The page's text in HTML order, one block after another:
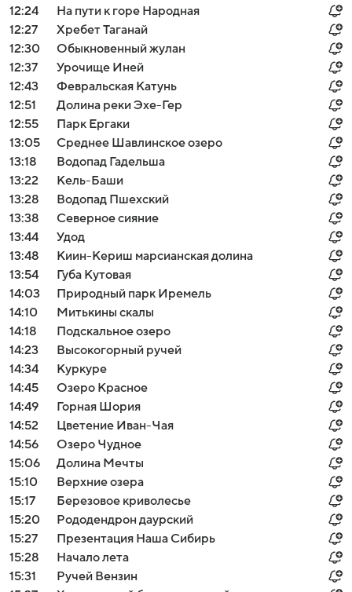
12:24
На пути к горе Народная
12:27
Хребет Таганай
12:30
Обыкновенный жулан
12:37
Урочище Иней
12:43
Февральская Катунь
12:51
Долина реки Эхе-Гер
12:55
Парк Ергаки
13:05
Среднее Шавлинское озеро
13:18
Водопад Гадельша
13:22
Кель-Баши
13:28
Водопад Пшехский
13:38
Северное сияние
13:44
Удод
13:48
Киин-Кериш марсианская долина
13:54
Губа Кутовая
14:03
Природный парк Иремель
14:10
Митькины скалы
14:18
Подскальное озеро
14:23
Высокогорный ручей
14:34
Куркуре
14:45
Озеро Красное
14:49
Горная Шория
14:52
Цветение Иван-Чая
14:56
Озеро Чудное
15:06
Долина Мечты
15:10
Верхние озера
15:17
Березовое криволесье
15:20
Рододендрон даурский
15:27
Презентация Наша Сибирь
15:28
Начало лета
15:31
Ручей Вензин